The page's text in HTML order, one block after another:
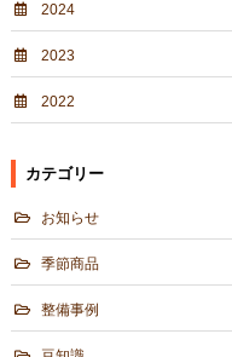
2024
2023
2022
カテゴリー
お知らせ
季節商品
整備事例